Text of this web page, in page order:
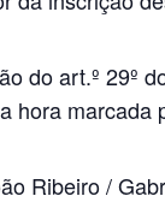
do art.º 29º
hora
Ribeiro /